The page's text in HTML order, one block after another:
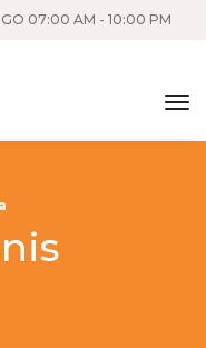
07:00 AM - 10:00 PM